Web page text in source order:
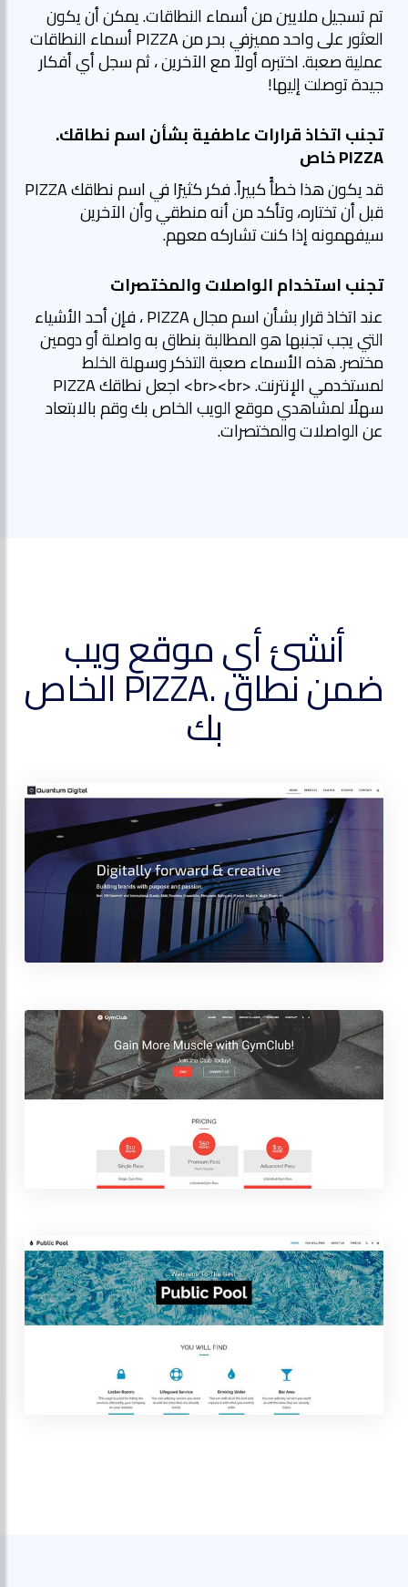
تم تسجيل ملايين من أسماء النطاقات. يمكن أن يكون
العثور على واحد مميزفي بحر من PIZZA أسماء النطاقات
عملية صعبة. اختبره أولاً مع الآخرين ، ثم سجل أي أفكار
جيدة توصلت إليها!
تجنب اتخاذ قرارات عاطفية بشأن اسم نطاقك.
PIZZA خاص
قد يكون هذا خطأً كبيراً. فكر كثيرًا في اسم نطاقك PIZZA
قبل أن تختاره، وتأكد من أنه منطقي وأن الآخرين
سيفهمونه إذا كنت تشاركه معهم.
تجنب استخدام الواصلات والمختصرات
عند اتخاذ قرار بشأن اسم مجال PIZZA ، فإن أحد الأشياء
التي يجب تجنبها هو المطالبة بنطاق به واصلة أو دومين
مختصر. هذه الأسماء صعبة التذكر وسهلة الخلط
لمستخدمي الإنترنت. <br><br> اجعل نطاقك PIZZA
سهلًا لمشاهدي موقع الويب الخاص بك وقم بالابتعاد
عن الواصلات والمختصرات.
أنشئ أي موقع ويب
ضمن نطاق .PIZZA الخاص
بك